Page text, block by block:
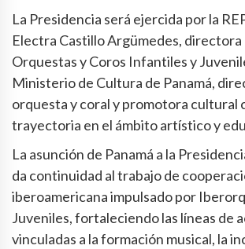
La Presidencia será ejercida por la
Electra Castillo Argümedes, directora
Orquestas y Coros Infantiles y
Ministerio de Cultura de Panamá,
orquesta y coral y promotora cultural
trayectoria en el ámbito artístico y
La asunción de Panamá a la
da continuidad al trabajo de
iberoamericana impulsado por
Juveniles, fortaleciendo las líneas de
vinculadas a la formación musical, la